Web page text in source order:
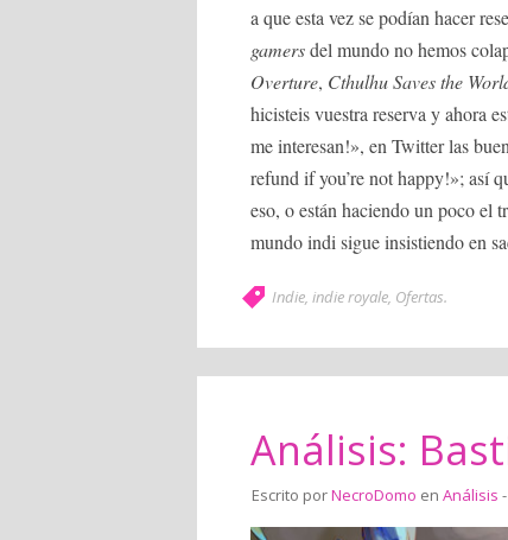
a que esta vez se podían hacer
gamersdel mundo no hemos
Overture, Cthulhu Saves the
hicisteis vuestra reserva y ahora
me interesan!», en Twitter las
refund if you’re not happy!»; así
eso, o están haciendo un poco el
mundo indi sigue insistiendo en
Indie, indie royale, Ofertas.
Análisis:
Escrito porNecroDomo en Análisis